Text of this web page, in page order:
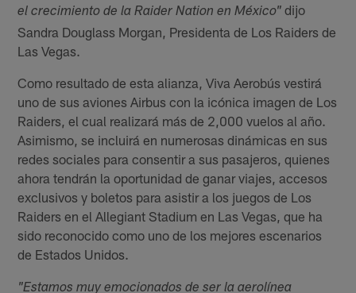
el crecimiento de la Raider Nation en México" dijo
Sandra Douglass Morgan, Presidenta de Los Raiders de
Las Vegas.
Como resultado de esta alianza, Viva Aerobús vestirá
uno de sus aviones Airbus con la icónica imagen de Los
Raiders, el cual realizará más de 2,000 vuelos al año.
Asimismo, se incluirá en numerosas dinámicas en sus
redes sociales para consentir a sus pasajeros, quienes
ahora tendrán la oportunidad de ganar viajes, accesos
exclusivos y boletos para asistir a los juegos de Los
Raiders en el Allegiant Stadium en Las Vegas, que ha
sido reconocido como uno de los mejores escenarios
de Estados Unidos.
"Estamos muy emocionados de ser la aerolínea